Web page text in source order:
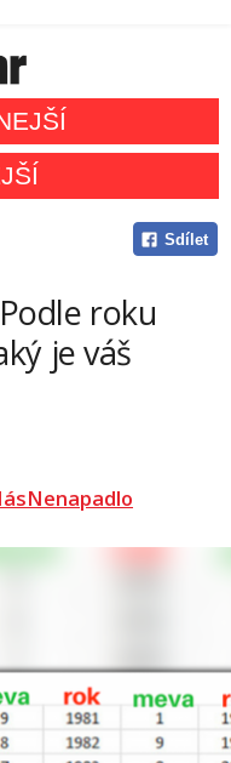
Sdílet
roku
je váš